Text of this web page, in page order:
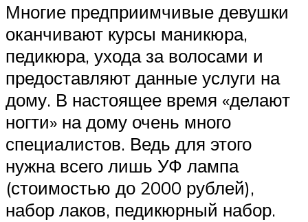
Многие предприимчивые девушки
оканчивают курсы маникюра,
педикюра, ухода за волосами и
предоставляют данные услуги на
дому. В настоящее время «делают
ногти» на дому очень много
специалистов. Ведь для этого
нужна всего лишь УФ лампа
(стоимостью до 2000 рублей),
набор лаков, педикюрный набор.